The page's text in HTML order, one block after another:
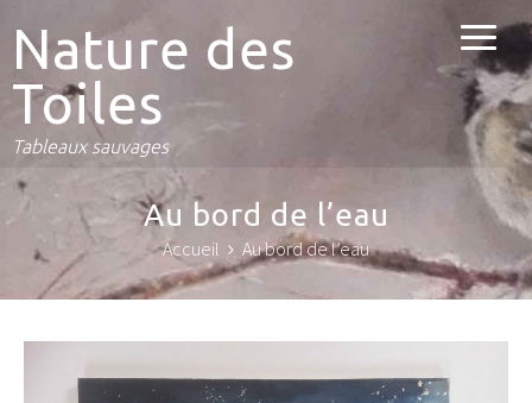
Nature des
Toiles
Tableaux sauvages
Au bord de l’eau
Accueil Au bord de l’eau